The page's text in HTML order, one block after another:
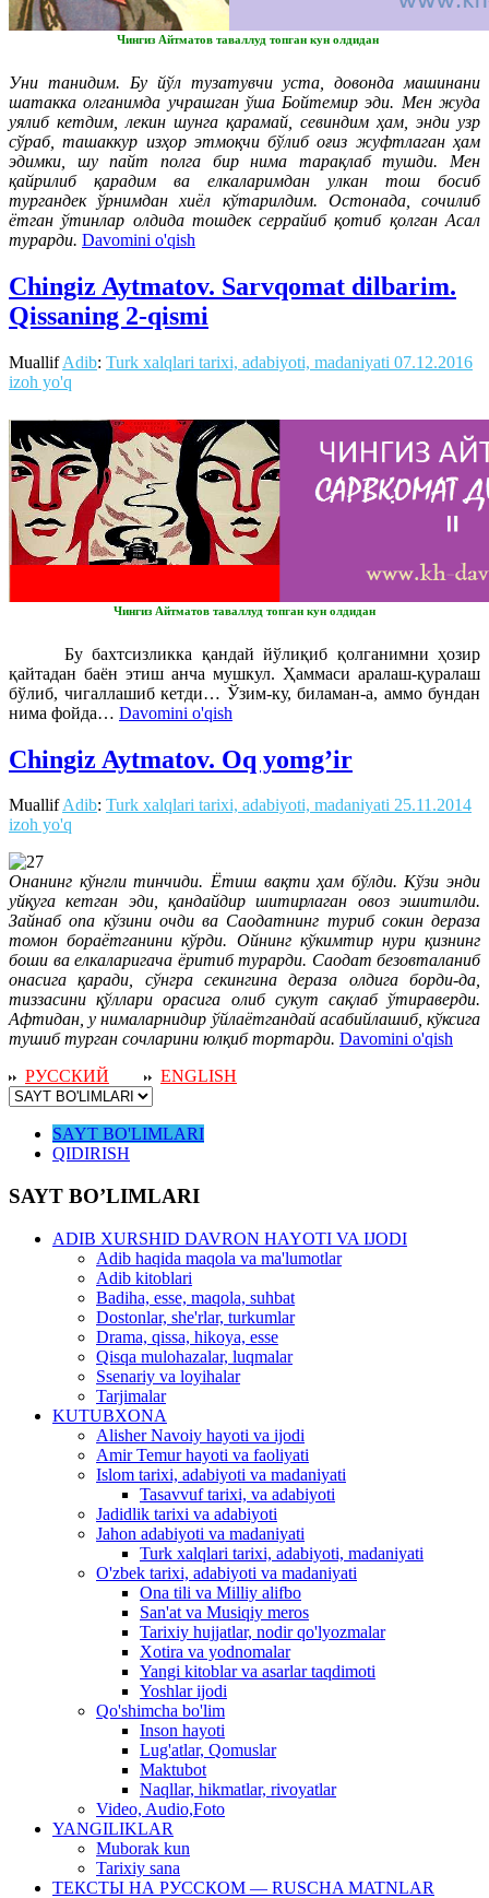
Чингиз Айтматов таваллуд топган кун олдидан
Уни танидим. Бу йўл тузатувчи уста, довонда машинани
шатакка олганимда учрашган ўша Бойтемир эди. Мен жуда
уялиб кетдим, лекин шунга қарамай, севиндим ҳам, энди узр
сўраб, ташаккур изҳор этмоқчи бўлиб оғиз жуфтлаган ҳам
эдимки, шу пайт полга бир нима тарақлаб тушди. Мен
қайрилиб қарадим ва елкаларимдан улкан тош босиб
тургандек ўрнимдан хиёл кўтарилдим. Остонада, сочилиб
ётган ўтинлар олдида тошдек серрайиб қотиб қолган Асал
турарди. Davomini o'qish
Chingiz Aytmatov. Sarvqomat dilbarim.
Qissaning 2-qismi
MuallifAdib: Turk xalqlari tarixi, adabiyoti, madaniyati 07.12.2016
izoh yo'q
Чингиз Айтматов таваллуд топган кун олдидан
Бу бахтсизликка қандай йўлиқиб қолганимни ҳозир
қайтадан баён этиш анча мушкул. Ҳаммаси аралаш-қуралаш
бўлиб, чигаллашиб кетди… Ўзим-ку, биламан-а, аммо бундан
нима фойда… Davomini o'qish
Chingiz Aytmatov. Oq yomg’ir
MuallifAdib: Turk xalqlari tarixi, adabiyoti, madaniyati 25.11.2014
izoh yo'q
Онанинг кўнгли тинчиди. Ётиш вақти ҳам бўлди. Кўзи энди
уйқуга кетган эди, қандайдир шитирлаган овоз эшитилди.
Зайнаб опа кўзини очди ва Саодатнинг туриб сокин дераза
томон бораётганини кўрди. Ойнинг кўкимтир нури қизнинг
боши ва елкаларигача ёритиб турарди. Саодат безовталаниб
онасига қаради, сўнгра секингина дераза олдига борди-да,
тиззасини қўллари орасига олиб сукут сақлаб ўтираверди.
Афтидан, у нималарнидир ўйлаётгандай асабийлашиб, кўксига
тушиб турган сочларини юлқиб тортарди. Davomini o'qish
РУССКИЙ
ENGLISH
SAYT BO'LIMLARI
QIDIRISH
SAYT BO’LIMLARI
ADIB XURSHID DAVRON HAYOTI VA IJODI
Adib haqida maqola va ma'lumotlar
Adib kitoblari
Badiha, esse, maqola, suhbat
Dostonlar, she'rlar, turkumlar
Drama, qissa, hikoya, esse
Qisqa mulohazalar, luqmalar
Ssenariy va loyihalar
Tarjimalar
KUTUBXONA
Alisher Navoiy hayoti va ijodi
Amir Temur hayoti va faoliyati
Islom tarixi, adabiyoti va madaniyati
Tasavvuf tarixi, va adabiyoti
Jadidlik tarixi va adabiyoti
Jahon adabiyoti va madaniyati
Turk xalqlari tarixi, adabiyoti, madaniyati
O'zbek tarixi, adabiyoti va madaniyati
Ona tili va Milliy alifbo
San'at va Musiqiy meros
Tarixiy hujjatlar, nodir qo'lyozmalar
Xotira va yodnomalar
Yangi kitoblar va asarlar taqdimoti
Yoshlar ijodi
Qo'shimcha bo'lim
Inson hayoti
Lug'atlar, Qomuslar
Maktubot
Naqllar, hikmatlar, rivoyatlar
Video, Audio,Foto
YANGILIKLAR
Muborak kun
Tarixiy sana
ТЕКСТЫ НА РУССКОМ — RUSCHA MATNLAR